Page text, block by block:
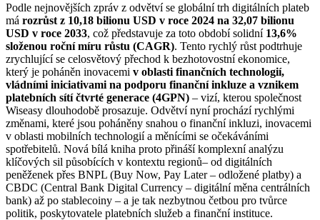
Podle nejnovějších zpráv z odvětví se globální trh digitálních plateb
má rozrůst z 10,18 bilionu USD v roce 2024 na 32,07 bilionu
USD v roce 2033, což představuje za toto období solidní 13,6%
složenou roční míru růstu (CAGR). Tento rychlý růst podtrhuje
zrychlující se celosvětový přechod k bezhotovostní ekonomice,
který je poháněn inovacemi v oblasti finančních technologií,
vládními iniciativami na podporu finanční inkluze a vznikem
platebních sítí čtvrté generace (4GPN) – vizí, kterou společnost
Wiseasy dlouhodobě prosazuje. Odvětví nyní prochází rychlými
změnami, které jsou poháněny snahou o finanční inkluzi, inovacemi
v oblasti mobilních technologií a měnícími se očekáváními
spotřebitelů. Nová bílá kniha proto přináší komplexní analýzu
klíčových sil působících v kontextu regionů– od digitálních
peněženek přes BNPL (Buy Now, Pay Later – odložené platby) a
CBDC (Central Bank Digital Currency – digitální měna centrálních
bank) až po stablecoiny – a je tak nezbytnou četbou pro tvůrce
politik, poskytovatele platebních služeb a finanční instituce.